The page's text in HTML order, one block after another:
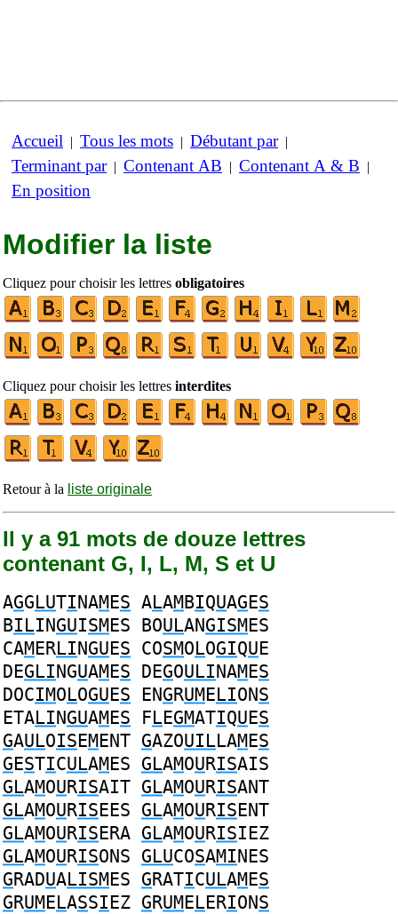
Accueil | Tous les mots | Débutant par|
Terminant par| Contenant AB | Contenant A & B |
En position
Modifier la liste
Cliquez pour choisir les lettres obligatoires
Cliquez pour choisir les lettres interdites
Retour à la liste originale
Il y a 91 mots de douze lettres
contenant G, I, L, M, S et U
AGGLUTINAMES ALAMBIQUAGES
BILINGUISMES BOULANGISMES
CAMERLINGUES COSMOLOGIQUE
DEGLINGUAMES DEGOULINAMES
DOCIMOLOGUES ENGRUMELIONS
ETALINGUAMES FLEGMATIQUES
GAULOISEMENT GAZOUILLAMES
GESTICULAMES GLAMOURISAIS
GLAMOURISAIT GLAMOURISANT
GLAMOURISEES GLAMOURISENT
GLAMOURISERA GLAMOURISIEZ
GLAMOURISONS GLUCOSAMINES
GRADUALISMES GRATICULAMES
GRUMELASSIEZ GRUMELERIONS